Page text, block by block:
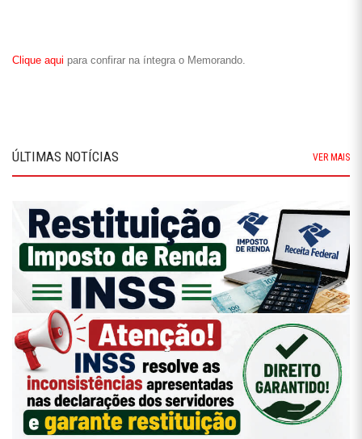
Clique aqui para confirar na íntegra o Memorando.
ÚLTIMAS NOTÍCIAS VER MAIS